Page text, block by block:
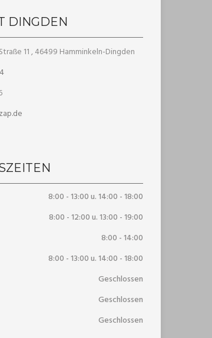
DINGDEN
11 , 46499 Hamminkeln-Dingden
8:00 - 13:00 u. 14:00 - 18:00
8:00 - 12:00 u. 13:00 - 19:00
8:00 - 14:00
8:00 - 13:00 u. 14:00 - 18:00
Geschlossen
Geschlossen
Geschlossen